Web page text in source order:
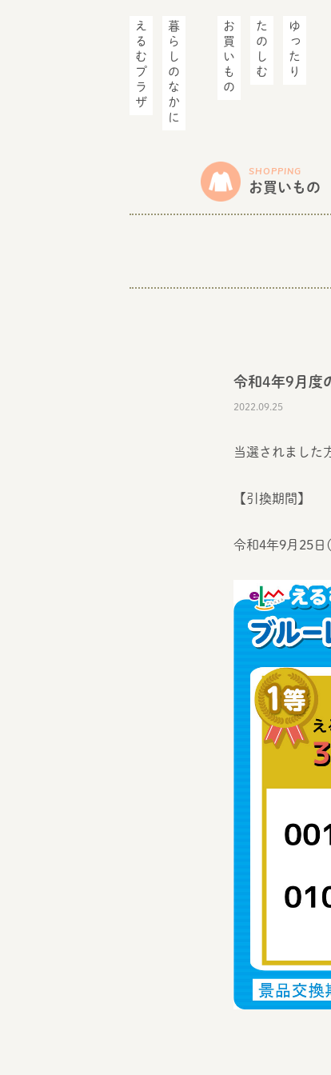
ゆったり
たのしむ
お買いもの
暮らしのなかに
えるむプラザ
SHOPPING
お買いもの
令和4年9月度
2022.09.25
当選されました
【引換期間】
令和4年9月25